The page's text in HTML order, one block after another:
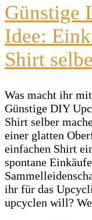
Günstige
Idee:
Shirt
Was macht ihr
Günstige DIY
Shirt selber
einer glatten
einfachen Shirt
spontane
ihr für das
upcyclen will?